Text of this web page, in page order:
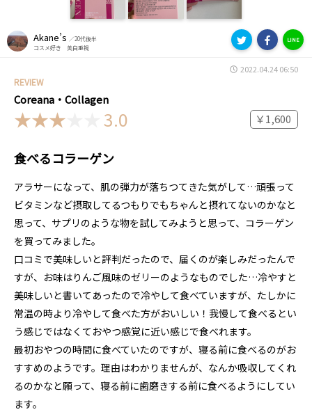
Akane’s ／20代後半
コスメ好き 美白重視
LINE
2022.04.24 06:50
REVIEW
Coreana・Collagen
3.0 ￥1,600
食べるコラーゲン
アラサーになって、肌の弾力が落ちつてきた気がして…頑張って
ビタミンなど摂取してるつもりでもちゃんと摂れてないのかなと
思って、サプリのような物を試してみようと思って、コラーゲン
を買ってみました。
口コミで美味しいと評判だったので、届くのが楽しみだったんで
すが、お味はりんご風味のゼリーのようなものでした…冷やすと
美味しいと書いてあったので冷やして食べていますが、たしかに
常温の時より冷やして食べた方がおいしい！我慢して食べるとい
う感じではなくておやつ感覚に近い感じで食べれます。
最初おやつの時間に食べていたのですが、寝る前に食べるのがお
すすめのようです。理由はわかりませんが、なんか吸収してくれ
るのかなと願って、寝る前に歯磨きする前に食べるようにしてい
ます。